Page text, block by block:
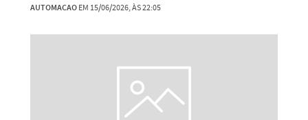
AUTOMACAOEM 15/06/2026, ÀS 22:05